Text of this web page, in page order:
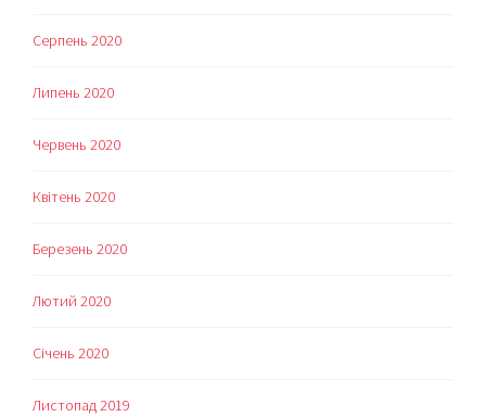
Серпень 2020
Липень 2020
Червень 2020
Квітень 2020
Березень 2020
Лютий 2020
Січень 2020
Листопад 2019